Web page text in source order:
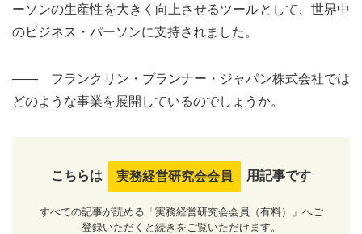
ーソンの生産性を大きく向上させるツールとして、世界中
のビジネス・パーソンに支持されました。
―― フランクリン・プランナー・ジャパン株式会社では
どのような事業を展開しているのでしょうか。
こちらは 実務経営研究会会員 用記事です
すべての記事が読める「実務経営研究会会員（有料）」へご
登録いただくと続きをご覧いただけます。